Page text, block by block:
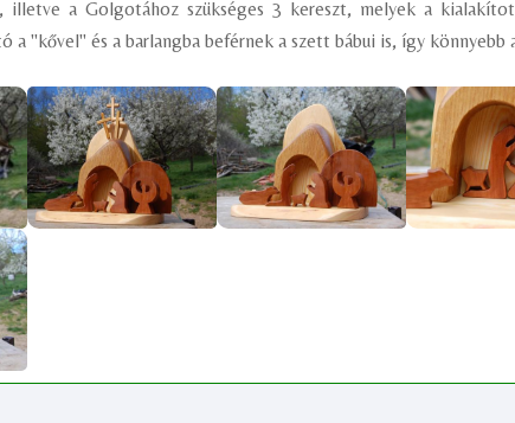
illetve a Golgotához szükséges 3 kereszt, melyek a
a "kővel" és a barlangba beférnek a szett bábui is, így könnyebb